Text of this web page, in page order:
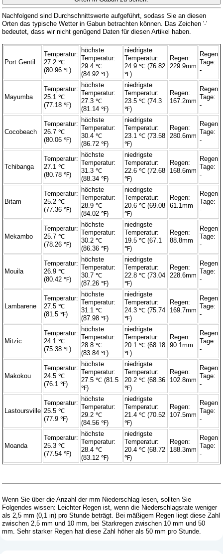
Nachfolgend sind Durchschnittswerte aufgeführt, sodass Sie an diesen
Orten das typische Wetter in Gabun betrachten können. Das Zeichen '-'
bedeutet, dass wir nicht genügend Daten für diesen Artikel haben.
Port Gentil
Temperatur:
27.2 ℃
(80.96 ℉)
höchste
Temperatur:
29.4 ℃
(84.92 ℉)
niedrigste
Temperatur:
24.9 ℃ (76.82
℉)
Regen:
229.9mm
Regen
Tage:
-
Mayumba
Temperatur:
25.1 ℃
(77.18 ℉)
höchste
Temperatur:
27.3 ℃
(81.14 ℉)
niedrigste
Temperatur:
23.5 ℃ (74.3
℉)
Regen:
167.2mm
Regen
Tage:
-
Cocobeach
Temperatur:
26.7 ℃
(80.06 ℉)
höchste
Temperatur:
30.4 ℃
(86.72 ℉)
niedrigste
Temperatur:
23.1 ℃ (73.58
℉)
Regen:
280.6mm
Regen
Tage:
-
Tchibanga
Temperatur:
27.1 ℃
(80.78 ℉)
höchste
Temperatur:
31.3 ℃
(88.34 ℉)
niedrigste
Temperatur:
22.6 ℃ (72.68
℉)
Regen:
168.6mm
Regen
Tage:
-
Bitam
Temperatur:
25.2 ℃
(77.36 ℉)
höchste
Temperatur:
28.9 ℃
(84.02 ℉)
niedrigste
Temperatur:
20.6 ℃ (69.08
℉)
Regen:
61.1mm
Regen
Tage:
-
Mekambo
Temperatur:
25.7 ℃
(78.26 ℉)
höchste
Temperatur:
30.2 ℃
(86.36 ℉)
niedrigste
Temperatur:
19.5 ℃ (67.1
℉)
Regen:
88.8mm
Regen
Tage:
-
Mouila
Temperatur:
26.9 ℃
(80.42 ℉)
höchste
Temperatur:
30.7 ℃
(87.26 ℉)
niedrigste
Temperatur:
22.8 ℃ (73.04
℉)
Regen:
228.6mm
Regen
Tage:
-
Lambarene
Temperatur:
27.5 ℃
(81.5 ℉)
höchste
Temperatur:
31.1 ℃
(87.98 ℉)
niedrigste
Temperatur:
24.3 ℃ (75.74
℉)
Regen:
169.7mm
Regen
Tage:
-
Mitzic
Temperatur:
24.1 ℃
(75.38 ℉)
höchste
Temperatur:
28.8 ℃
(83.84 ℉)
niedrigste
Temperatur:
20.1 ℃ (68.18
℉)
Regen:
90.1mm
Regen
Tage:
-
Makokou
Temperatur:
24.5 ℃
(76.1 ℉)
höchste
Temperatur:
27.5 ℃ (81.5
℉)
niedrigste
Temperatur:
20.2 ℃ (68.36
℉)
Regen:
102.8mm
Regen
Tage:
-
Lastoursville
Temperatur:
25.5 ℃
(77.9 ℉)
höchste
Temperatur:
29.2 ℃
(84.56 ℉)
niedrigste
Temperatur:
21.4 ℃ (70.52
℉)
Regen:
107.5mm
Regen
Tage:
-
Moanda
Temperatur:
25.3 ℃
(77.54 ℉)
höchste
Temperatur:
28.4 ℃
(83.12 ℉)
niedrigste
Temperatur:
20.4 ℃ (68.72
℉)
Regen:
188.3mm
Regen
Tage:
-
Wenn Sie über die Anzahl der mm Niederschlag lesen, sollten Sie
Folgendes wissen: Leichter Regen ist, wenn die Niederschlagsrate weniger
als 2,5 mm (0,1 in) pro Stunde beträgt. Bei mäßigem Regen liegt diese Zahl
zwischen 2,5 mm und 10 mm, bei Starkregen zwischen 10 mm und 50
mm. Sehr starker Regen hat diese Zahl höher als 50 mm pro Stunde.